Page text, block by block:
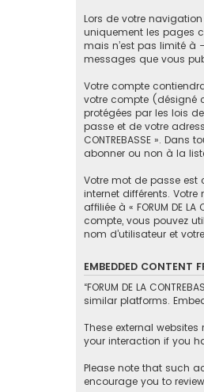
Lors de votre navigation
uniquement les pages
mais n’est pas limité à
messages que vous
Votre compte
votre compte (désigné
protégées par les lois
passe et de votre
CONTREBASSE ».
abonner ou non à la
Votre mot de passe est
internet différents. Votre
affiliée à « FORUM DE
compte, vous pouvez
nom d’utilisateur et
EMBEDDED CONTENT
“FORUM DE LA
similar platforms.
These external
your interaction if you
Please note that such
encourage you to